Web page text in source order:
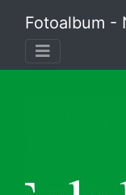
Fotoalbum -